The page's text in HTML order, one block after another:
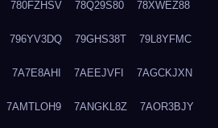
780FZHSV 78Q29S80 78XWEZ88
796YV3DQ 79GHS38T 79L8YFMC
7A7E8AHI 7AEEJVFI 7AGCKJXN
7AMTLOH9 7ANGKL8Z 7AOR3BJY